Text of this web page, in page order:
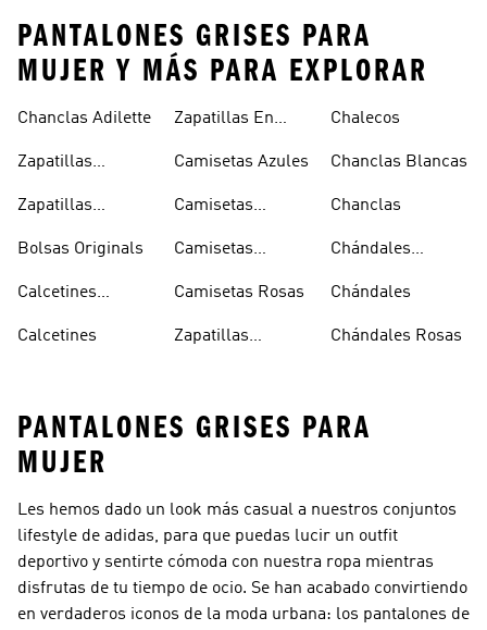
PANTALONES GRISES PARA
MUJER Y MÁS PARA EXPLORAR
Chanclas Adilette
Zapatillas
Zapatillas
Blancas
Bolsas Originals
Calcetines
Blancos
Calcetines
Zapatillas En
Camisetas Azules
Camisetas
Camisetas
Camisetas Rosas
Zapatillas
Chalecos
Chanclas Blancas
Chanclas
Chándales
Chándales
Chándales Rosas
PANTALONES GRISES PARA
MUJER
Les hemos dado un look más casual a nuestros conjuntos
lifestyle de adidas, para que puedas lucir un outfit
deportivo y sentirte cómoda con nuestra ropa mientras
disfrutas de tu tiempo de ocio. Se han acabado convirtiendo
en verdaderos iconos de la moda urbana: los pantalones de